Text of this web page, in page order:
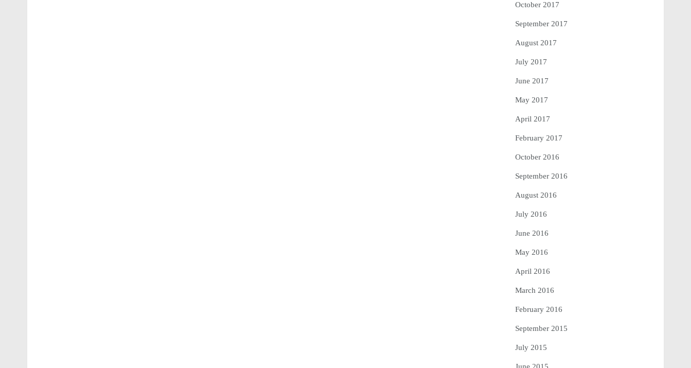
October 2017
September 2017
August 2017
July 2017
June 2017
May 2017
April 2017
February 2017
October 2016
September 2016
August 2016
July 2016
June 2016
May 2016
April 2016
March 2016
February 2016
September 2015
July 2015